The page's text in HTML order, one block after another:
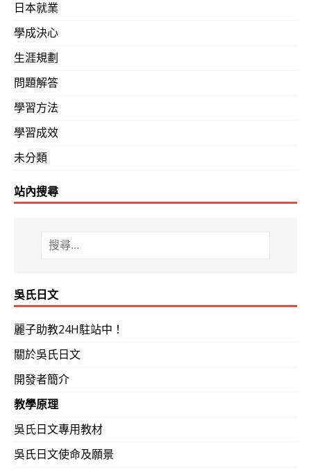
日本就業
學成決心
生涯規劃
問題解答
學習方法
學習成效
未分類
站內搜尋
吳氏日文
麗子助教24H駐站中！
關於吳氏日文
開發者簡介
教學原理
吳氏日文專用教材
吳氏日文使命及願景